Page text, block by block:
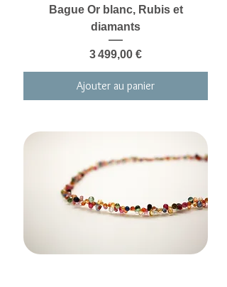
Bague Or blanc, Rubis et
diamants
Prix
3 499,00 €
Ajouter au panier